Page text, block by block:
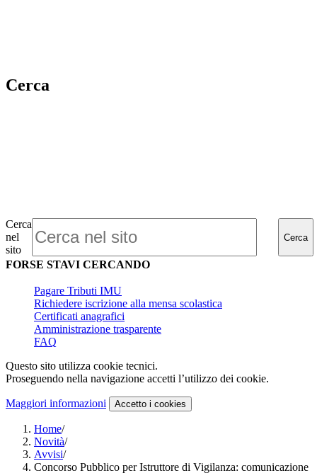
Cerca
Cerca
nel
sito
Cerca
FORSE STAVI CERCANDO
Pagare Tributi IMU
Richiedere iscrizione alla mensa scolastica
Certificati anagrafici
Amministrazione trasparente
FAQ
Questo sito utilizza cookie tecnici.
Proseguendo nella navigazione accetti l’utilizzo dei cookie.
Maggiori informazioni Accetto i cookies
Home/
Novità/
Avvisi/
Concorso Pubblico per Istruttore di Vigilanza: comunicazione